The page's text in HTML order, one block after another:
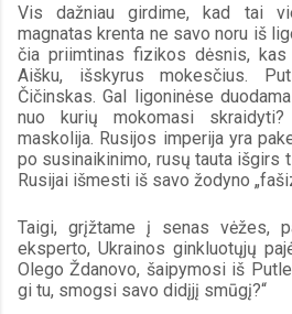
Vis dažniau girdime, kad tai
magnatas krenta ne savo noru iš
čia priimtinas fizikos dėsnis, kas
Aišku, išskyrus mokesčius.
Čičinskas. Gal ligoninėse
nuo kurių mokomasi
maskolija. Rusijos imperija yra
po susinaikinimo, rusų tauta išgirs
Rusijai išmesti iš savo žodyno
Taigi, grįžtame į senas vėžes,
eksperto, Ukrainos ginkluotųjų
Olego Ždanovo, šaipymosi iš
gi tu, smogsi savo didįjį smūgį?“